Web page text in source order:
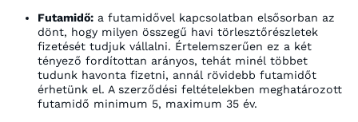
Futamidő: a futamidővel kapcsolatban elsősorban az
dönt, hogy milyen összegű havi törlesztőrészletek
fizetését tudjuk vállalni. Értelemszerűen ez a két
tényező fordítottan arányos, tehát minél többet
tudunk havonta fizetni, annál rövidebb futamidőt
érhetünk el. A szerződési feltételekben meghatározott
futamidő minimum 5, maximum 35 év.